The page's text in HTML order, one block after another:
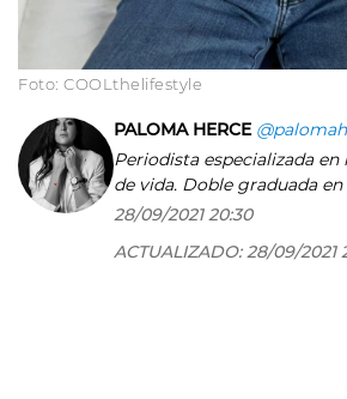
Foto: COOLthelifestyle
PALOMA HERCE
Periodista especializada
de vida. Doble graduada
Publicidad y Relaciones
radio. Llevo más de 10 años
28/09/2021 20:30
ACTUALIZADO:28/09/2021